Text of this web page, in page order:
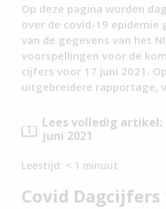
Op deze pagina worden
over de covid-19 epidemie
van de gegevens van het
voorspellingen voor de
cijfers voor 17 juni 2021.
uitgebreidere rapportage,
Lees volledig artikel:
juni 2021
Leestijd: < 1 minuut
Covid Dagcijfers